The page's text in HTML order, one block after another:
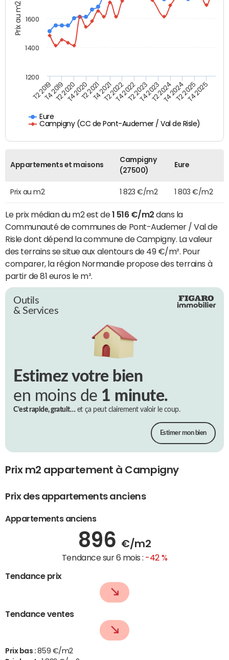
Prix au m2
Eure
Campigny (CC de Pont-Audemer / Val de Risle)
T2 2019T4 2019T2 2020T4 2020T2 2021T4 2021T2 2022T4 2022T2 2023T4 2023T2 2024T4 2024T2 2025T4 2025
1200
1400
1600
Appartements et maisons
Campigny
(27500)
Eure
Prix au m2 1 823 €/m2 1 803 €/m2
Le prix médian du m2 est de1 516 €/m2 dans la
Communauté de communes de Pont-Audemer / Val de
Risle dont dépend la commune de Campigny. La valeur
des terrains se situe aux alentours de 49 €/m². Pour
comparer, la région Normandie propose des terrains à
partir de 81 euros le m².
Outils
& Services
Estimez votre bien
en moins de 1 minute.
C’est rapide, gratuit…et ça peut clairement valoir le coup.
Estimer mon bien
Prix m2 appartement à Campigny
Prix des appartements anciens
Appartements anciens
896 €/m2
Tendance sur 6 mois : -42 %
Tendance prix
Tendance ventes
Prix bas : 859 €/m2